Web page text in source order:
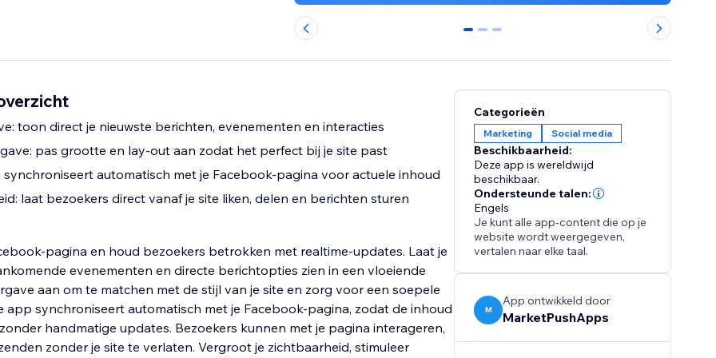
0 1 2
toon direct je nieuwste berichten, evenementen en interacties
pas grootte en lay-out aan zodat het perfect bij je site past
synchroniseert automatisch met je Facebook-pagina voor actuele inhoud
laat bezoekers direct vanaf je site liken, delen en berichten sturen
pagina en houd bezoekers betrokken met realtime-updates. Laat je
evenementen en directe berichtopties zien in een vloeiende
aan om te matchen met de stijl van je site en zorg voor een soepele
app synchroniseert automatisch met je Facebook-pagina, zodat de inhoud
handmatige updates. Bezoekers kunnen met je pagina interageren,
zonder je site te verlaten. Vergroot je zichtbaarheid, stimuleer
Categorieën
Marketing Social media
Beschikbaarheid:
Deze app is wereldwijd
beschikbaar.
Ondersteunde talen:
Engels
Je kunt alle app-content die op je
website wordt weergegeven,
vertalen naar elke taal.
M
App ontwikkeld door
MarketPushApps